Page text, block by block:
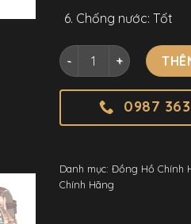
Chống nước: Tốt
Đồng Hồ Mark
0987
Danh mục: Đồng Hồ Chính
Chính Hãng